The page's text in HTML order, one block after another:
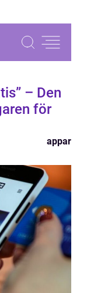
– Den
för
appar